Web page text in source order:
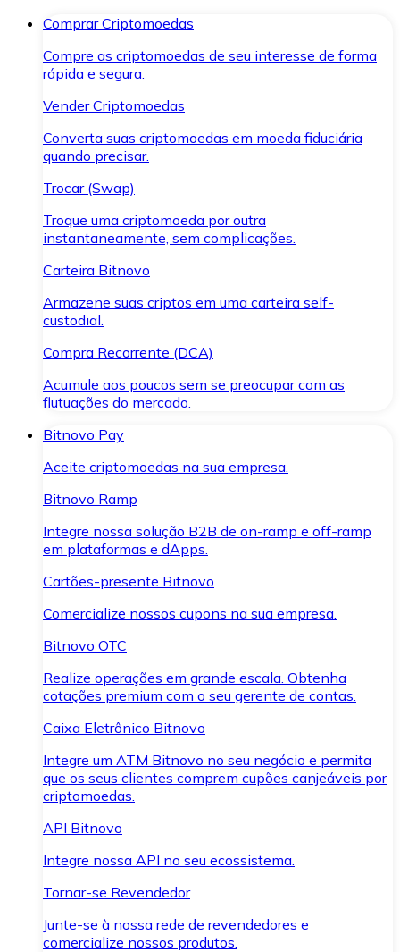
Comprar Criptomoedas
Compre as criptomoedas de seu interesse de forma
rápida e segura.
Vender Criptomoedas
Converta suas criptomoedas em moeda fiduciária
quando precisar.
Trocar (Swap)
Troque uma criptomoeda por outra
instantaneamente, sem complicações.
Carteira Bitnovo
Armazene suas criptos em uma carteira self-
custodial.
Compra Recorrente (DCA)
Acumule aos poucos sem se preocupar com as
flutuações do mercado.
Bitnovo Pay
Aceite criptomoedas na sua empresa.
Bitnovo Ramp
Integre nossa solução B2B de on-ramp e off-ramp
em plataformas e dApps.
Cartões-presente Bitnovo
Comercialize nossos cupons na sua empresa.
Bitnovo OTC
Realize operações em grande escala. Obtenha
cotações premium com o seu gerente de contas.
Caixa Eletrônico Bitnovo
Integre um ATM Bitnovo no seu negócio e permita
que os seus clientes comprem cupões canjeáveis por
criptomoedas.
API Bitnovo
Integre nossa API no seu ecossistema.
Tornar-se Revendedor
Junte-se à nossa rede de revendedores e
comercialize nossos produtos.